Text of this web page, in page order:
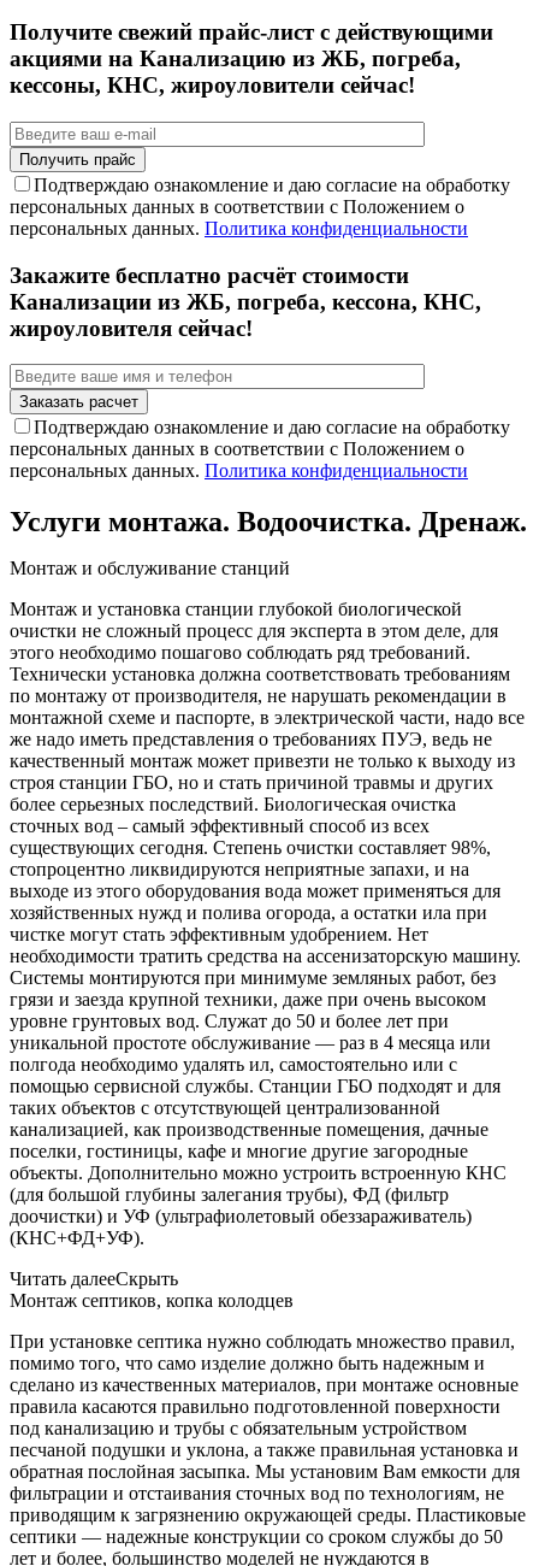
Получите свежий прайс-лист с действующими
акциями на Канализацию из ЖБ, погреба,
кессоны, КНС, жироуловители сейчас!
Подтверждаю ознакомление и даю согласие на обработку
персональных данных в соответствии с Положением о
персональных данных. Политика конфиденциальности
Закажите бесплатно расчёт стоимости
Канализации из ЖБ, погреба, кессона, КНС,
жироуловителя сейчас!
Подтверждаю ознакомление и даю согласие на обработку
персональных данных в соответствии с Положением о
персональных данных. Политика конфиденциальности
Услуги монтажа. Водоочистка. Дренаж.
Монтаж и обслуживание станций
Монтаж и установка станции глубокой биологической
очистки не сложный процесс для эксперта в этом деле, для
этого необходимо пошагово соблюдать ряд требований.
Технически установка должна соответствовать требованиям
по монтажу от производителя, не нарушать рекомендации в
монтажной схеме и паспорте, в электрической части, надо все
же надо иметь представления о требованиях ПУЭ, ведь не
качественный монтаж может привезти не только к выходу из
строя станции ГБО, но и стать причиной травмы и других
более серьезных последствий. Биологическая очистка
сточных вод – самый эффективный способ из всех
существующих сегодня. Степень очистки составляет 98%,
стопроцентно ликвидируются неприятные запахи, и на
выходе из этого оборудования вода может применяться для
хозяйственных нужд и полива огорода, а остатки ила при
чистке могут стать эффективным удобрением. Нет
необходимости тратить средства на ассенизаторскую машину.
Системы монтируются при минимуме земляных работ, без
грязи и заезда крупной техники, даже при очень высоком
уровне грунтовых вод. Служат до 50 и более лет при
уникальной простоте обслуживание — раз в 4 месяца или
полгода необходимо удалять ил, самостоятельно или с
помощью сервисной службы. Станции ГБО подходят и для
таких объектов с отсутствующей централизованной
канализацией, как производственные помещения, дачные
поселки, гостиницы, кафе и многие другие загородные
объекты. Дополнительно можно устроить встроенную КНС
(для большой глубины залегания трубы), ФД (фильтр
доочистки) и УФ (ультрафиолетовый обеззараживатель)
(КНС+ФД+УФ).
Читать далееСкрыть
Монтаж септиков, копка колодцев
При установке септика нужно соблюдать множество правил,
помимо того, что само изделие должно быть надежным и
сделано из качественных материалов, при монтаже основные
правила касаются правильно подготовленной поверхности
под канализацию и трубы с обязательным устройством
песчаной подушки и уклона, а также правильная установка и
обратная послойная засыпка. Мы установим Вам емкости для
фильтрации и отстаивания сточных вод по технологиям, не
приводящим к загрязнению окружающей среды. Пластиковые
септики — надежные конструкции со сроком службы до 50
лет и более, большинство моделей не нуждаются в